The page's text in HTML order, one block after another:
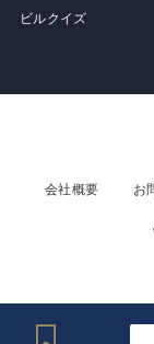
ビルクイズ
会社概要 お